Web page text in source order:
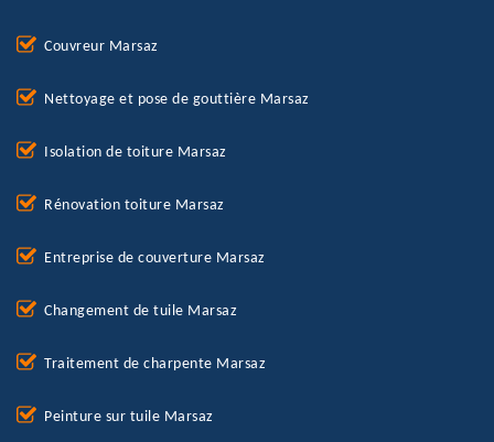
Couvreur Marsaz
Nettoyage et pose de gouttière Marsaz
Isolation de toiture Marsaz
Rénovation toiture Marsaz
Entreprise de couverture Marsaz
Changement de tuile Marsaz
Traitement de charpente Marsaz
Peinture sur tuile Marsaz